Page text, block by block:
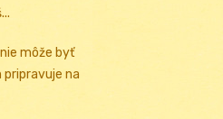
môže byť
na